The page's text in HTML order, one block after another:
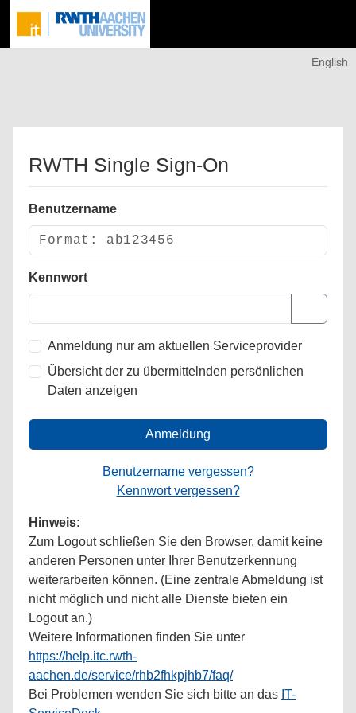
English
RWTH Single Sign-On
Benutzername
Kennwort
Anmeldung nur am aktuellen Serviceprovider
Übersicht der zu übermittelnden persönlichen
Daten anzeigen
Anmeldung
Benutzername vergessen?
Kennwort vergessen?
Hinweis:
Zum Logout schließen Sie den Browser, damit keine
anderen Personen unter Ihrer Benutzerkennung
weiterarbeiten können. (Eine zentrale Abmeldung ist
nicht möglich und nicht alle Dienste bieten ein
Logout an.)
Weitere Informationen finden Sie unter
https://help.itc.rwth-
aachen.de/service/rhb2fhkpjhb7/faq/
Bei Problemen wenden Sie sich bitte an das IT-